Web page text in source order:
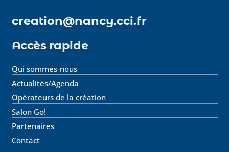
creation@nancy.cci.fr
Accès rapide
Qui sommes-nous
Actualités/Agenda
Opérateurs de la création
Salon Go!
Partenaires
Contact